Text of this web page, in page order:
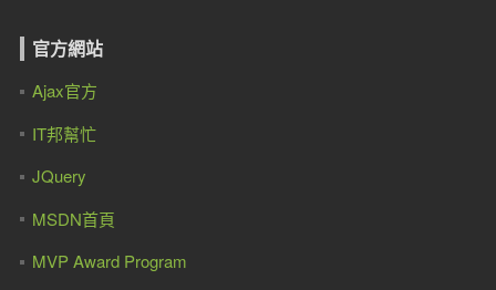
官方網站
Ajax官方
IT邦幫忙
JQuery
MSDN首頁
MVP Award Program